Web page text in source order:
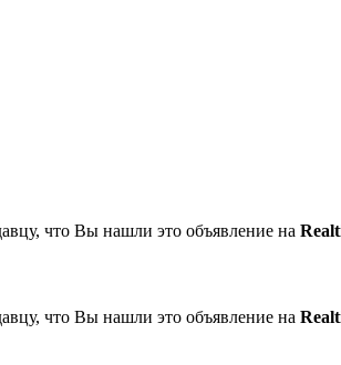
что Вы нашли это объявление на
что Вы нашли это объявление на